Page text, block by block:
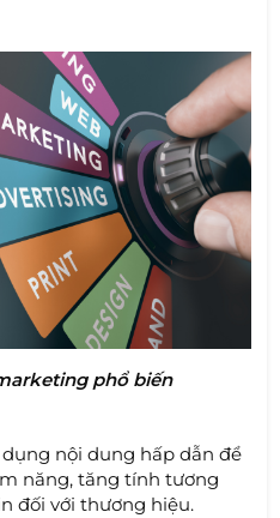
phổ biến
dụng nội dung hấp dẫn để
năng, tăng tính tương
đối với thương hiệu.